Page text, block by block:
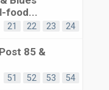
food...
21 22 23 24
85 &
51 52 53 54